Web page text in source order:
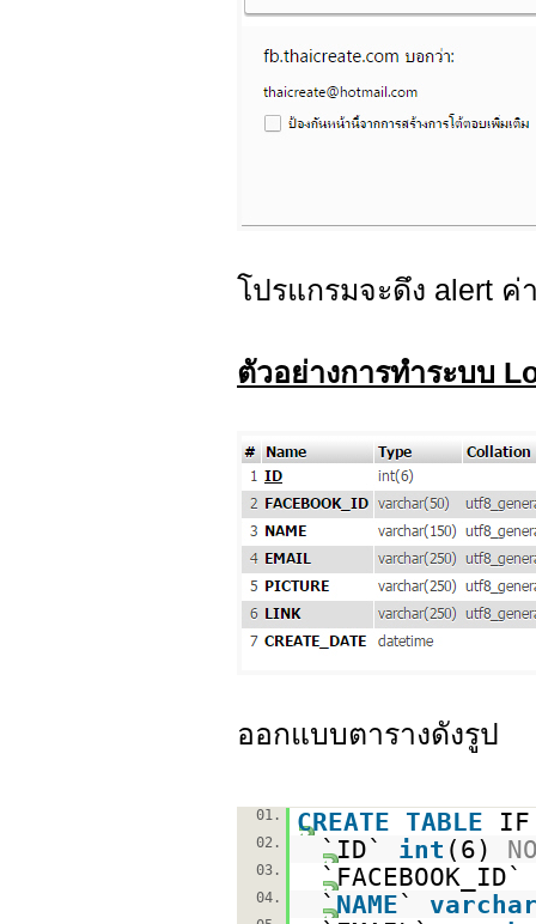
โปรแกรมจะดึง alert ค่
ตัวอย่างการทำระบบ
ออกแบบตารางดังรูป
01. CREATE TABLE
02. `ID` int (6)
03.
04. `NAME`